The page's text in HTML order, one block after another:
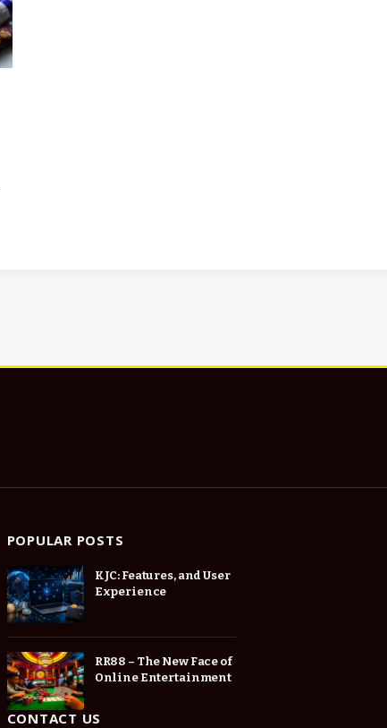
POPULAR POSTS
KJC: Features, and User
Experience
RR88 – The New Face of
Online Entertainment
CONTACT US